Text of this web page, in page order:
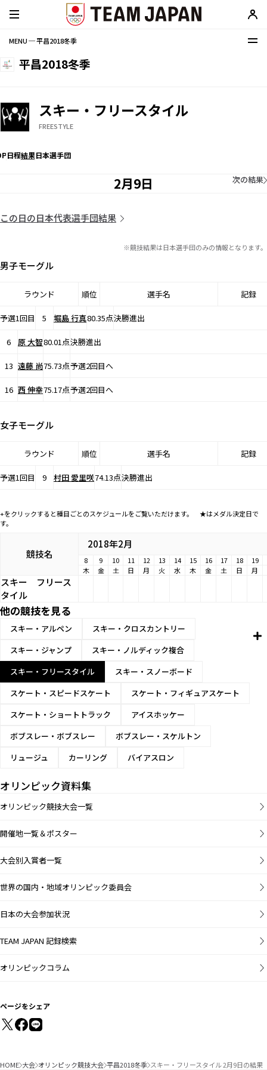
MENU ─ 平昌2018冬季
平昌2018冬季
スキー・フリースタイル
FREESTYLE
日程結果日本選手団
2月9日 次の結果
この日の日本代表選手団結果
※競技結果は日本選手団のみの情報となります。
男子モーグル
ラウンド 順位 選手名 記録
予選1回目 5 堀島 行真80.35点決勝進出
6 原 大智80.01点決勝進出
13 遠藤 尚75.73点予選2回目へ
16 西 伸幸75.17点予選2回目へ
女子モーグル
ラウンド 順位 選手名 記録
予選1回目 9 村田 愛里咲74.13点決勝進出
+をクリックすると種目ごとのスケジュールをご覧いただけます。 ★はメダル決定日で
す。
競技名
2018年2月
8 9 10 11 12 13 14 15 16 17 18 19
木
金 土 日 月 火 水 木 金 土 日 月
スキー フリース
タイル
他の競技を見る
スキー・アルペン
スキー・クロスカントリー
スキー・ジャンプ
スキー・ノルディック複合
スキー・フリースタイル
スキー・スノーボード
スケート・スピードスケート
スケート・フィギュアスケート
スケート・ショートトラック
アイスホッケー
ボブスレー・ボブスレー
ボブスレー・スケルトン
リュージュ
カーリング バイアスロン
オリンピック資料集
オリンピック競技大会一覧
開催地一覧＆ポスター
大会別入賞者一覧
世界の国内・地域オリンピック委員会
日本の大会参加状況
TEAM JAPAN 記録検索
オリンピックコラム
ページをシェア
HOME 大会 オリンピック競技大会 平昌2018冬季 スキー・フリースタイル 2月9日の結果